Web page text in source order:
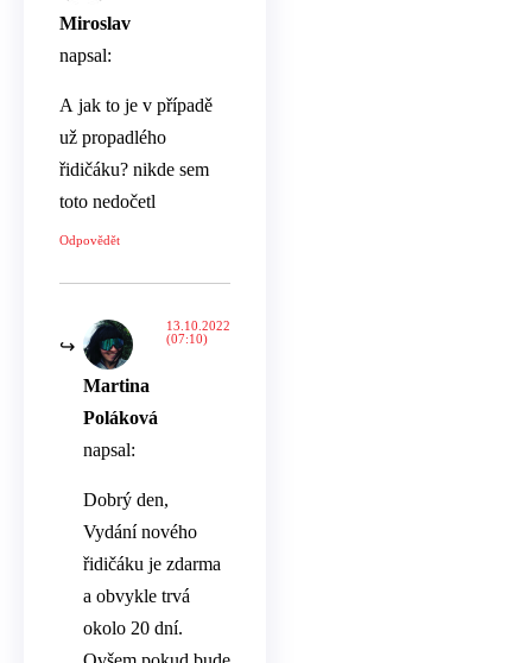
Miroslav
napsal:
A jak to je v případě
už propadlého
řidičáku? nikde sem
toto nedočetl
Odpovědět
Martina
Poláková
napsal:
13.10.2022
(07:10)
Dobrý den,
Vydání nového
řidičáku je zdarma
a obvykle trvá
okolo 20 dní.